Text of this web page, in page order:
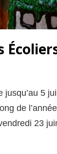
jusqu’au 5
de
23